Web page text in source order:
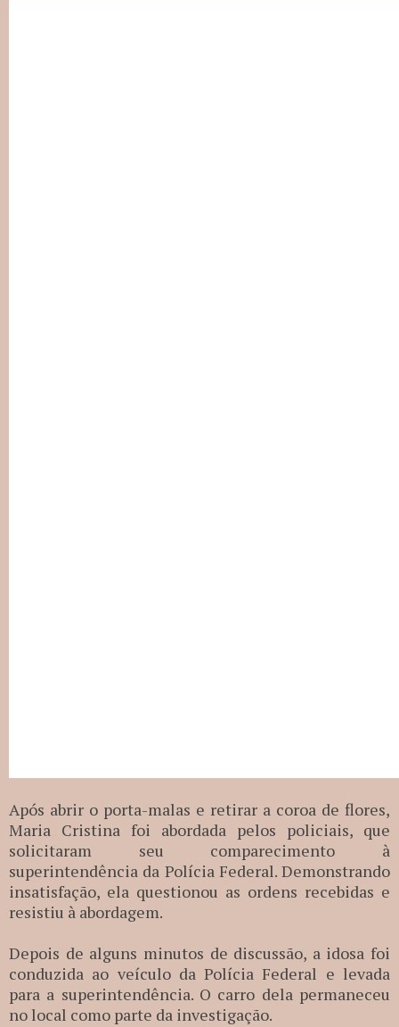
Após abrir o porta-malas e retirar a coroa de flores,
Maria Cristina foi abordada pelos policiais, que
solicitaram seu comparecimento à
superintendência da Polícia Federal. Demonstrando
insatisfação, ela questionou as ordens recebidas e
resistiu à abordagem.
Depois de alguns minutos de discussão, a idosa foi
conduzida ao veículo da Polícia Federal e levada
para a superintendência. O carro dela permaneceu
no local como parte da investigação.